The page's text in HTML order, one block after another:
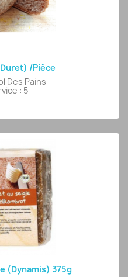
/pièce
Des Pains
: 5
(Dynamis) 375g